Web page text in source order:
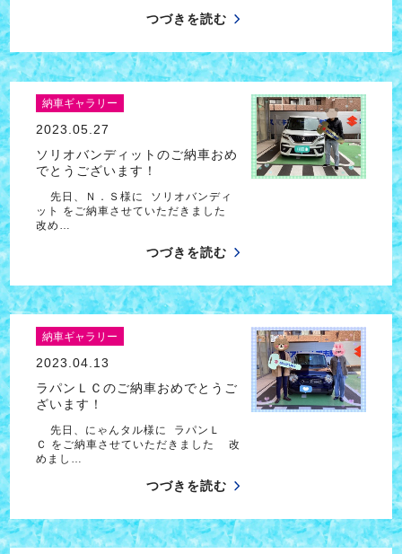
つづきを読む
納車ギャラリー
2023.05.27
ソリオバンディットのご納車おめ
でとうございます！
先日、Ｎ．Ｓ様に ソリオバンディ
ット をご納車させていただきました
改め…
つづきを読む
納車ギャラリー
2023.04.13
ラパンＬＣのご納車おめでとうご
ざいます！
先日、にゃんタル様に ラパンＬ
Ｃ をご納車させていただきました 改
めまし…
つづきを読む